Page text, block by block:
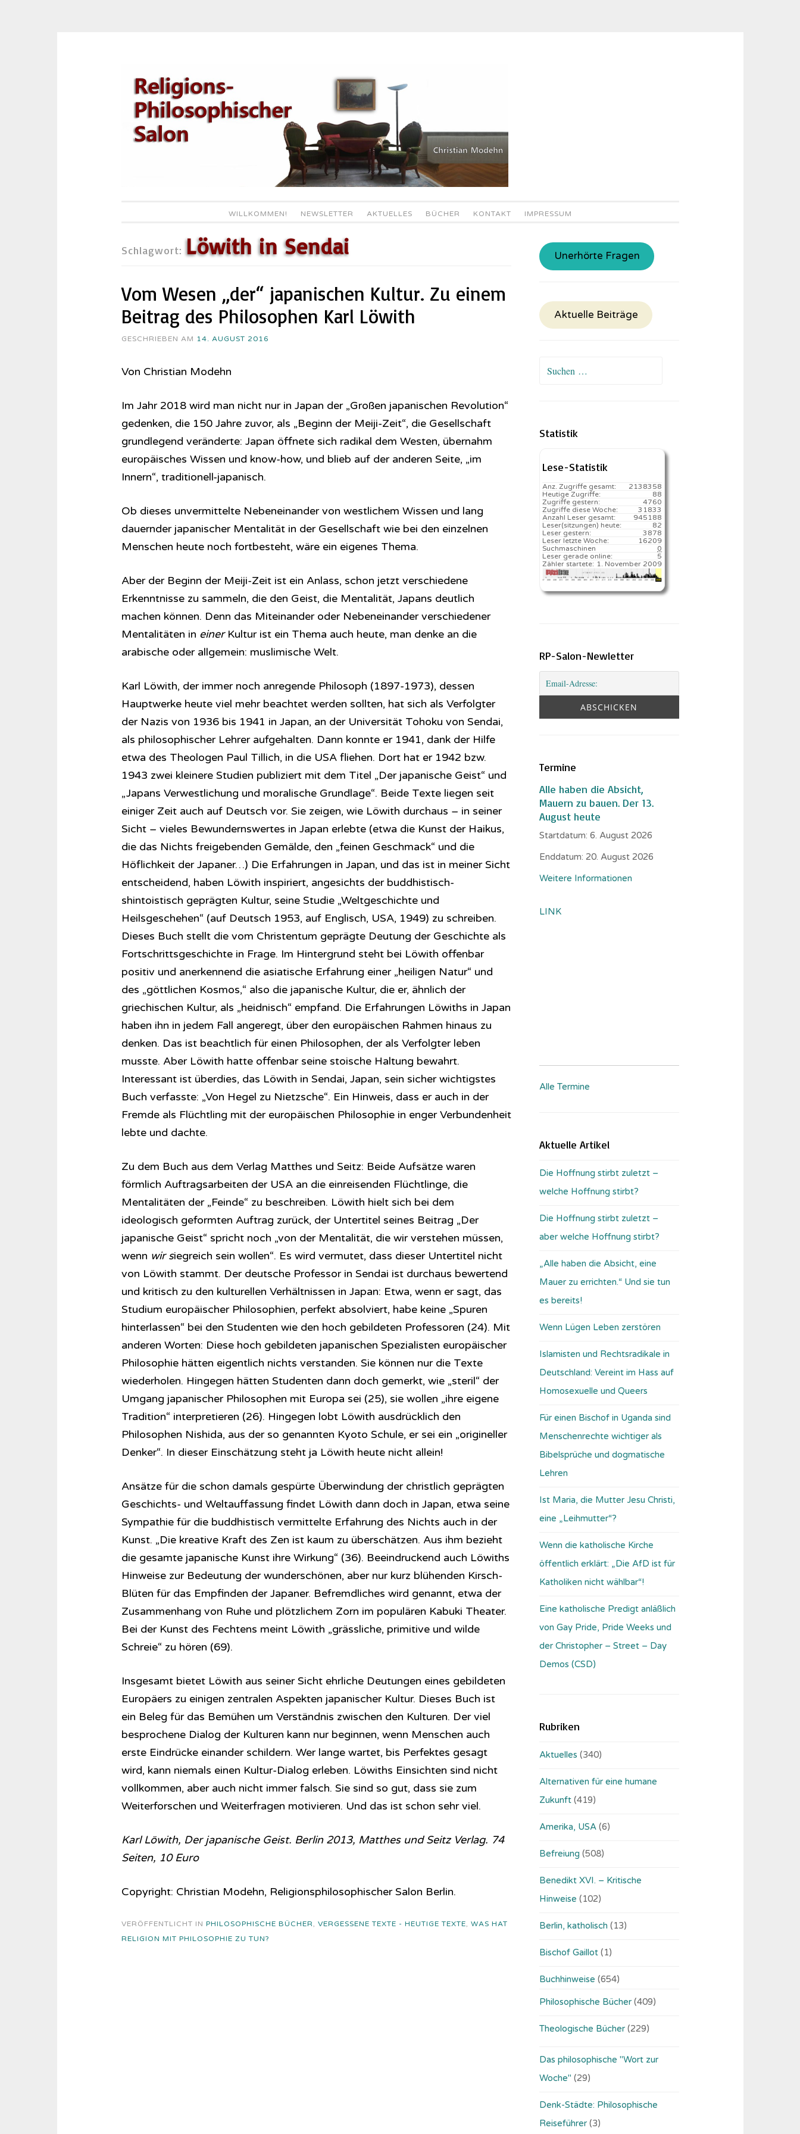
Inhalt
springen
WILLKOMMEN! NEWSLETTER AKTUELLES BÜCHER KONTAKT IMPRESSUM
Schlagwort: Löwith in Sendai
Vom Wesen „der“ japanischen Kultur. Zu einem
Beitrag des Philosophen Karl Löwith
GESCHRIEBEN AM 14. AUGUST 2016
Von Christian Modehn
Im Jahr 2018 wird man nicht nur in Japan der „Großen japanischen Revolution“
gedenken, die 150 Jahre zuvor, als „Beginn der Meiji-Zeit“, die Gesellschaft
grundlegend veränderte: Japan öffnete sich radikal dem Westen, übernahm
europäisches Wissen und know-how, und blieb auf der anderen Seite, „im
Innern“, traditionell-japanisch.
Ob dieses unvermittelte Nebeneinander von westlichem Wissen und lang
dauernder japanischer Mentalität in der Gesellschaft wie bei den einzelnen
Menschen heute noch fortbesteht, wäre ein eigenes Thema.
Aber der Beginn der Meiji-Zeit ist ein Anlass, schon jetzt verschiedene
Erkenntnisse zu sammeln, die den Geist, die Mentalität, Japans deutlich
machen können. Denn das Miteinander oder Nebeneinander verschiedener
Mentalitäten in einer Kultur ist ein Thema auch heute, man denke an die
arabische oder allgemein: muslimische Welt.
Karl Löwith, der immer noch anregende Philosoph (1897-1973), dessen
Hauptwerke heute viel mehr beachtet werden sollten, hat sich als Verfolgter
der Nazis von 1936 bis 1941 in Japan, an der Universität Tohoku von Sendai,
als philosophischer Lehrer aufgehalten. Dann konnte er 1941, dank der Hilfe
etwa des Theologen Paul Tillich, in die USA fliehen. Dort hat er 1942 bzw.
1943 zwei kleinere Studien publiziert mit dem Titel „Der japanische Geist“ und
„Japans Verwestlichung und moralische Grundlage“. Beide Texte liegen seit
einiger Zeit auch auf Deutsch vor. Sie zeigen, wie Löwith durchaus – in seiner
Sicht – vieles Bewundernswertes in Japan erlebte (etwa die Kunst der Haikus,
die das Nichts freigebenden Gemälde, den „feinen Geschmack“ und die
Höflichkeit der Japaner…) Die Erfahrungen in Japan, und das ist in meiner Sicht
entscheidend, haben Löwith inspiriert, angesichts der buddhistisch-
shintoistisch geprägten Kultur, seine Studie „Weltgeschichte und
Heilsgeschehen“ (auf Deutsch 1953, auf Englisch, USA, 1949) zu schreiben.
Dieses Buch stellt die vom Christentum geprägte Deutung der Geschichte als
Fortschrittsgeschichte in Frage. Im Hintergrund steht bei Löwith offenbar
positiv und anerkennend die asiatische Erfahrung einer „heiligen Natur“ und
des „göttlichen Kosmos,“ also die japanische Kultur, die er, ähnlich der
griechischen Kultur, als „heidnisch“ empfand. Die Erfahrungen Löwiths in Japan
haben ihn in jedem Fall angeregt, über den europäischen Rahmen hinaus zu
denken. Das ist beachtlich für einen Philosophen, der als Verfolgter leben
musste. Aber Löwith hatte offenbar seine stoische Haltung bewahrt.
Interessant ist überdies, das Löwith in Sendai, Japan, sein sicher wichtigstes
Buch verfasste: „Von Hegel zu Nietzsche“. Ein Hinweis, dass er auch in der
Fremde als Flüchtling mit der europäischen Philosophie in enger Verbundenheit
lebte und dachte.
Zu dem Buch aus dem Verlag Matthes und Seitz: Beide Aufsätze waren
förmlich Auftragsarbeiten der USA an die einreisenden Flüchtlinge, die
Mentalitäten der „Feinde“ zu beschreiben. Löwith hielt sich bei dem
ideologisch geformten Auftrag zurück, der Untertitel seines Beitrag „Der
japanische Geist“ spricht noch „von der Mentalität, die wir verstehen müssen,
wenn wir siegreich sein wollen“. Es wird vermutet, dass dieser Untertitel nicht
von Löwith stammt. Der deutsche Professor in Sendai ist durchaus bewertend
und kritisch zu den kulturellen Verhältnissen in Japan: Etwa, wenn er sagt, das
Studium europäischer Philosophien, perfekt absolviert, habe keine „Spuren
hinterlassen“ bei den Studenten wie den hoch gebildeten Professoren (24). Mit
anderen Worten: Diese hoch gebildeten japanischen Spezialisten europäischer
Philosophie hätten eigentlich nichts verstanden. Sie können nur die Texte
wiederholen. Hingegen hätten Studenten dann doch gemerkt, wie „steril“ der
Umgang japanischer Philosophen mit Europa sei (25), sie wollen „ihre eigene
Tradition“ interpretieren (26). Hingegen lobt Löwith ausdrücklich den
Philosophen Nishida, aus der so genannten Kyoto Schule, er sei ein „origineller
Denker“. In dieser Einschätzung steht ja Löwith heute nicht allein!
Ansätze für die schon damals gespürte Überwindung der christlich geprägten
Geschichts- und Weltauffassung findet Löwith dann doch in Japan, etwa seine
Sympathie für die buddhistisch vermittelte Erfahrung des Nichts auch in der
Kunst. „Die kreative Kraft des Zen ist kaum zu überschätzen. Aus ihm bezieht
die gesamte japanische Kunst ihre Wirkung“ (36). Beeindruckend auch Löwiths
Hinweise zur Bedeutung der wunderschönen, aber nur kurz blühenden Kirsch-
Blüten für das Empfinden der Japaner. Befremdliches wird genannt, etwa der
Zusammenhang von Ruhe und plötzlichem Zorn im populären Kabuki Theater.
Bei der Kunst des Fechtens meint Löwith „grässliche, primitive und wilde
Schreie“ zu hören (69).
Insgesamt bietet Löwith aus seiner Sicht ehrliche Deutungen eines gebildeten
Europäers zu einigen zentralen Aspekten japanischer Kultur. Dieses Buch ist
ein Beleg für das Bemühen um Verständnis zwischen den Kulturen. Der viel
besprochene Dialog der Kulturen kann nur beginnen, wenn Menschen auch
erste Eindrücke einander schildern. Wer lange wartet, bis Perfektes gesagt
wird, kann niemals einen Kultur-Dialog erleben. Löwiths Einsichten sind nicht
vollkommen, aber auch nicht immer falsch. Sie sind so gut, dass sie zum
Weiterforschen und Weiterfragen motivieren. Und das ist schon sehr viel.
Karl Löwith, Der japanische Geist. Berlin 2013, Matthes und Seitz Verlag. 74
Seiten, 10 Euro
Copyright: Christian Modehn, Religionsphilosophischer Salon Berlin.
VERÖFFENTLICHT IN PHILOSOPHISCHE BÜCHER, VERGESSENE TEXTE - HEUTIGE TEXTE, WAS HAT
RELIGION MIT PHILOSOPHIE ZU TUN?
Unerhörte Fragen
Aktuelle Beiträge
Suchen
Statistik
Lese-Statistik
2138358
Anz. Zugriffe gesamt:
88
Heutige Zugriffe:
4760
Zugriffe gestern:
31833
Zugriffe diese Woche:
945188
Anzahl Leser gesamt:
82️
Leser(sitzungen) heute:
3878
Leser gestern:
16209️
Leser letzte Woche:
0
Suchmaschinen
5
Leser gerade online:
1. November 2009
Zähler startete:
RP-Salon-Newletter
Termine
Alle haben die Absicht,
Mauern zu bauen. Der 13.
August heute
Startdatum:6. August 2026
Enddatum: 20. August 2026
Weitere Informationen
LINK
Alle Termine
Aktuelle Artikel
Die Hoffnung stirbt zuletzt –
welche Hoffnung stirbt?
Die Hoffnung stirbt zuletzt –
aber welche Hoffnung stirbt?
„Alle haben die Absicht, eine
Mauer zu errichten.“ Und sie tun
es bereits!
Wenn Lügen Leben zerstören
Islamisten und Rechtsradikale in
Deutschland: Vereint im Hass auf
Homosexuelle und Queers
Für einen Bischof in Uganda sind
Menschenrechte wichtiger als
Bibelsprüche und dogmatische
Lehren
Ist Maria, die Mutter Jesu Christi,
eine „Leihmutter“?
Wenn die katholische Kirche
öffentlich erklärt: „Die AfD ist für
Katholiken nicht wählbar“!
Eine katholische Predigt anläßlich
von Gay Pride, Pride Weeks und
der Christopher – Street – Day
Demos (CSD)
Rubriken
Aktuelles (340)
Alternativen für eine humane
Zukunft (419)
Amerika, USA (6)
Befreiung (508)
Benedikt XVI. – Kritische
Hinweise (102)
Berlin, katholisch (13)
Bischof Gaillot (1)
Buchhinweise (654)
Philosophische Bücher (409)
Theologische Bücher (229)
Das philosophische "Wort zur
Woche" (29)
Denk-Städte: Philosophische
Reiseführer (3)